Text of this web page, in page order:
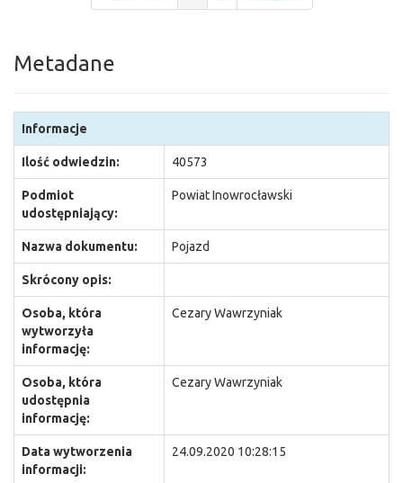
Metadane
Informacje
Ilość odwiedzin: 40573
Podmiot
udostępniający:
Powiat Inowrocławski
Nazwa dokumentu: Pojazd
Skrócony opis:
Osoba, która
wytworzyła
informację:
Cezary Wawrzyniak
Osoba, która
udostępnia
informację:
Cezary Wawrzyniak
Data wytworzenia
informacji:
24.09.2020 10:28:15